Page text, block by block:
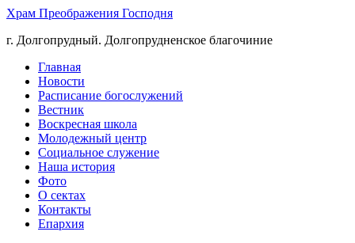
Храм Преображения Господня
г. Долгопрудный. Долгопрудненское благочиние
Главная
Новости
Расписание богослужений
Вестник
Воскресная школа
Молодежный центр
Социальное служение
Наша история
Фото
О сектах
Контакты
Епархия